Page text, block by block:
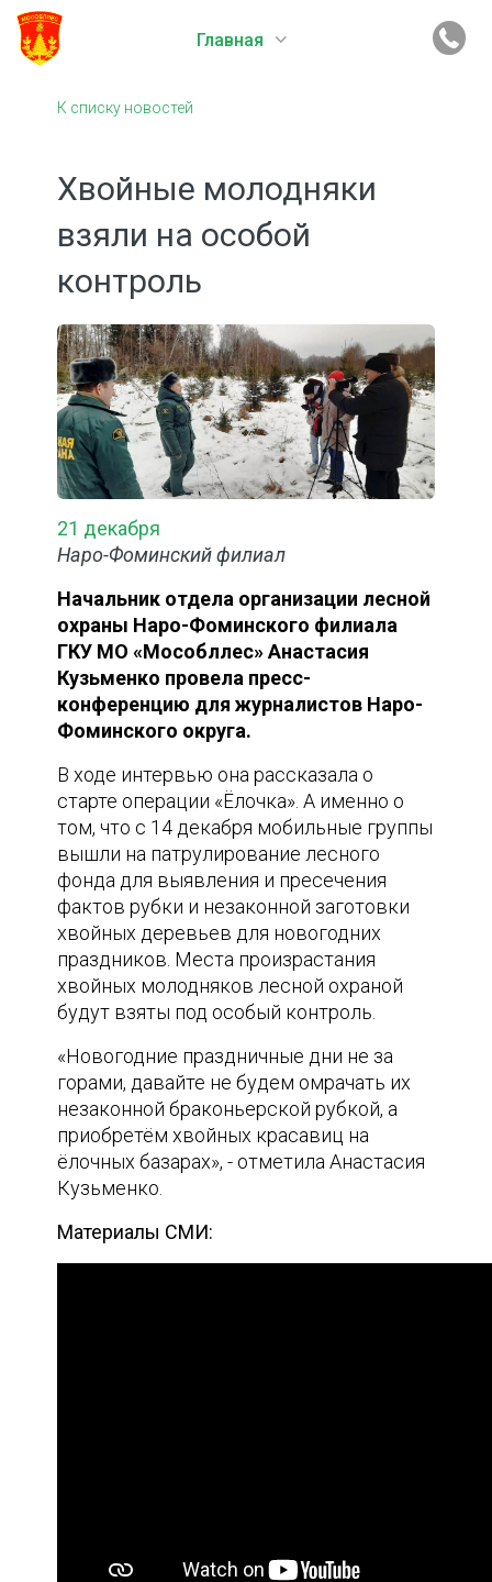
Главная
К списку новостей
Хвойные молодняки
взяли на особой
контроль
21 декабря
Наро-Фоминский филиал
Начальник отдела организации лесной
охраны Наро-Фоминского филиала
ГКУ МО «Мособллес» Анастасия
Кузьменко провела пресс-
конференцию для журналистов Наро-
Фоминского округа.
В ходе интервью она рассказала о
старте операции «Ёлочка». А именно о
том, что с 14 декабря мобильные группы
вышли на патрулирование лесного
фонда для выявления и пресечения
фактов рубки и незаконной заготовки
хвойных деревьев для новогодних
праздников. Места произрастания
хвойных молодняков лесной охраной
будут взяты под особый контроль.
«Новогодние праздничные дни не за
горами, давайте не будем омрачать их
незаконной браконьерской рубкой, а
приобретём хвойных красавиц на
ёлочных базарах», - отметила Анастасия
Кузьменко.
Материалы СМИ: